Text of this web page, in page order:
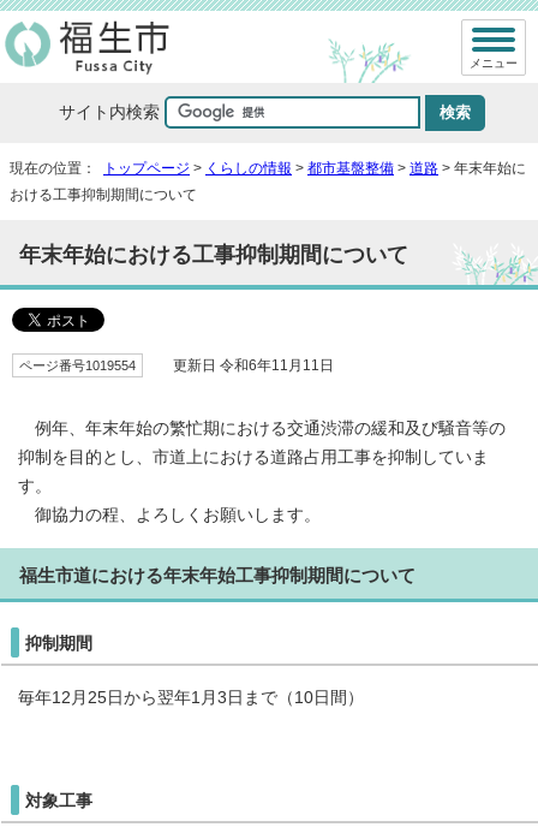
サイト内検索
メニュー
現在の位置： トップページ > くらしの情報 > 都市基盤整備 > 道路 > 年末年始に
おける工事抑制期間について
年末年始における工事抑制期間について
ページ番号1019554 更新日 令和6年11月11日
例年、年末年始の繁忙期における交通渋滞の緩和及び騒音等の
抑制を目的とし、市道上における道路占用工事を抑制していま
す。
御協力の程、よろしくお願いします。
福生市道における年末年始工事抑制期間について
抑制期間
毎年12月25日から翌年1月3日まで（10日間）
対象工事